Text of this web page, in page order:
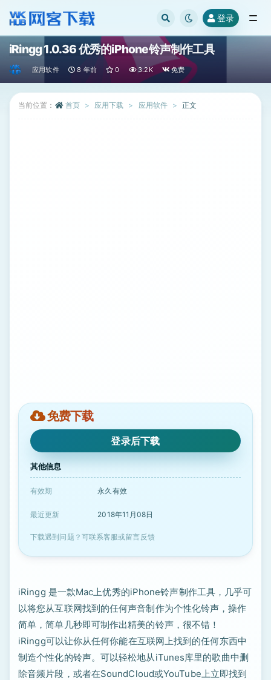
登录
iRingg 1.0.36 优秀的iPhone铃声制作工具
应用软件 8 年前 0 3.2K 免费
当前位置： 首页 应用下载 应用软件 正文
免费下载
登录后下载
其他信息
有效期 永久有效
最近更新 2018年11月08日
下载遇到问题？可联系客服或留言反馈
iRingg 是一款Mac上优秀的iPhone铃声制作工具，几乎可
以将您从互联网找到的任何声音制作为个性化铃声，操作
简单，简单几秒即可制作出精美的铃声，很不错！
iRingg可以让你从任何你能在互联网上找到的任何东西中
制造个性化的铃声。可以轻松地从iTunes库里的歌曲中删
除音频片段，或者在SoundCloud或YouTube上立即找到
全部